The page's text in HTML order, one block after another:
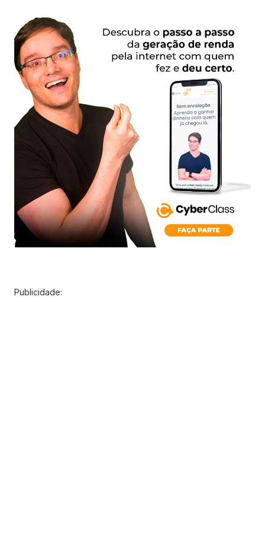
Publicidade: